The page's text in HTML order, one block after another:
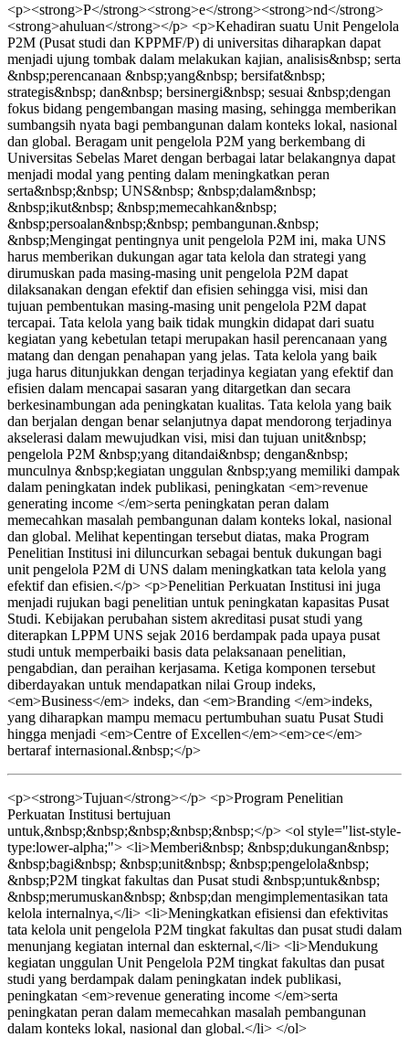
<p><strong>P</strong><strong>e</strong><strong>nd</strong>
<strong>ahuluan</strong></p> <p>Kehadiran suatu Unit Pengelola
P2M (Pusat studi dan KPPMF/P) di universitas diharapkan dapat
menjadi ujung tombak dalam melakukan kajian, analisis&nbsp; serta
&nbsp;perencanaan &nbsp;yang&nbsp; bersifat&nbsp;
strategis&nbsp; dan&nbsp; bersinergi&nbsp; sesuai &nbsp;dengan
fokus bidang pengembangan masing masing, sehingga memberikan
sumbangsih nyata bagi pembangunan dalam konteks lokal, nasional
dan global. Beragam unit pengelola P2M yang berkembang di
Universitas Sebelas Maret dengan berbagai latar belakangnya dapat
menjadi modal yang penting dalam meningkatkan peran
serta&nbsp;&nbsp; UNS&nbsp; &nbsp;dalam&nbsp;
&nbsp;ikut&nbsp; &nbsp;memecahkan&nbsp;
&nbsp;persoalan&nbsp;&nbsp; pembangunan.&nbsp;
&nbsp;Mengingat pentingnya unit pengelola P2M ini, maka UNS
harus memberikan dukungan agar tata kelola dan strategi yang
dirumuskan pada masing-masing unit pengelola P2M dapat
dilaksanakan dengan efektif dan efisien sehingga visi, misi dan
tujuan pembentukan masing-masing unit pengelola P2M dapat
tercapai. Tata kelola yang baik tidak mungkin didapat dari suatu
kegiatan yang kebetulan tetapi merupakan hasil perencanaan yang
matang dan dengan penahapan yang jelas. Tata kelola yang baik
juga harus ditunjukkan dengan terjadinya kegiatan yang efektif dan
efisien dalam mencapai sasaran yang ditargetkan dan secara
berkesinambungan ada peningkatan kualitas. Tata kelola yang baik
dan berjalan dengan benar selanjutnya dapat mendorong terjadinya
akselerasi dalam mewujudkan visi, misi dan tujuan unit&nbsp;
pengelola P2M &nbsp;yang ditandai&nbsp; dengan&nbsp;
munculnya &nbsp;kegiatan unggulan &nbsp;yang memiliki dampak
dalam peningkatan indek publikasi, peningkatan <em>revenue
generating income </em>serta peningkatan peran dalam
memecahkan masalah pembangunan dalam konteks lokal, nasional
dan global. Melihat kepentingan tersebut diatas, maka Program
Penelitian Institusi ini diluncurkan sebagai bentuk dukungan bagi
unit pengelola P2M di UNS dalam meningkatkan tata kelola yang
efektif dan efisien.</p> <p>Penelitian Perkuatan Institusi ini juga
menjadi rujukan bagi penelitian untuk peningkatan kapasitas Pusat
Studi. Kebijakan perubahan sistem akreditasi pusat studi yang
diterapkan LPPM UNS sejak 2016 berdampak pada upaya pusat
studi untuk memperbaiki basis data pelaksanaan penelitian,
pengabdian, dan peraihan kerjasama. Ketiga komponen tersebut
diberdayakan untuk mendapatkan nilai Group indeks,
<em>Business</em> indeks, dan <em>Branding </em>indeks,
yang diharapkan mampu memacu pertumbuhan suatu Pusat Studi
hingga menjadi <em>Centre of Excellen</em><em>ce</em>
bertaraf internasional.&nbsp;</p>
<p><strong>Tujuan</strong></p> <p>Program Penelitian
Perkuatan Institusi bertujuan
untuk,&nbsp;&nbsp;&nbsp;&nbsp;&nbsp;</p> <ol style="list-style-
type:lower-alpha;"> <li>Memberi&nbsp; &nbsp;dukungan&nbsp;
&nbsp;bagi&nbsp; &nbsp;unit&nbsp; &nbsp;pengelola&nbsp;
&nbsp;P2M tingkat fakultas dan Pusat studi &nbsp;untuk&nbsp;
&nbsp;merumuskan&nbsp; &nbsp;dan mengimplementasikan tata
kelola internalnya,</li> <li>Meningkatkan efisiensi dan efektivitas
tata kelola unit pengelola P2M tingkat fakultas dan pusat studi dalam
menunjang kegiatan internal dan eskternal,</li> <li>Mendukung
kegiatan unggulan Unit Pengelola P2M tingkat fakultas dan pusat
studi yang berdampak dalam peningkatan indek publikasi,
peningkatan <em>revenue generating income </em>serta
peningkatan peran dalam memecahkan masalah pembangunan
dalam konteks lokal, nasional dan global.</li> </ol>